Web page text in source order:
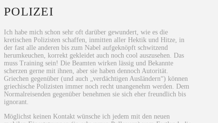
POLIZEI
Ich habe mich schon sehr oft darüber gewundert, wie es die
kretischen Polizisten schaffen, inmitten aller Hektik und Hitze, in
der fast alle anderen bis zum Nabel aufgeknöpft schwitzend
herumkeuchen, korrekt gekleidet auch noch cool auszusehen. Das
muss Training sein! Die Beamten wirken lässig und Bekannte
scherzen gerne mit ihnen, aber sie haben dennoch Autorität.
Griechen gegenüber (und auch „verdächtigen Ausländern“) können
griechische Polizisten immer noch recht unangenehm werden. Dem
Normalreisenden gegenüber benehmen sie sich eher freundlich bis
ignorant.
Möglichst keinen Kontakt wünsche ich jedem mit den neuen